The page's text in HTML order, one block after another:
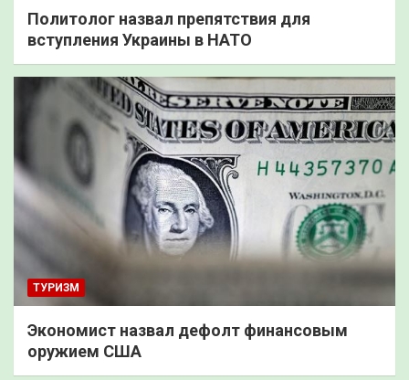
Политолог назвал препятствия для
вступления Украины в НАТО
ТУРИЗМ
Экономист назвал дефолт финансовым
оружием США